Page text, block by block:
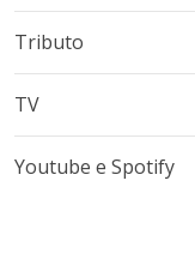
Tributo
TV
Youtube e Spotify